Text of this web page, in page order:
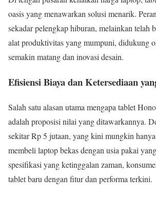
oasis yang menawarkan solusi menarik.
sekadar pelengkap hiburan, melainkan telah
alat produktivitas yang mumpuni, didukung
semakin matang dan inovasi desain.
Efisiensi Biaya dan Ketersediaan
Salah satu alasan utama mengapa tablet
adalah proposisi nilai yang ditawarkannya.
sekitar Rp 5 jutaan, yang kini mungkin
membeli laptop bekas dengan usia pakai
spesifikasi yang ketinggalan zaman,
tablet baru dengan fitur dan performa terkini.